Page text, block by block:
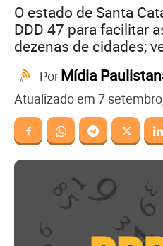
O estado de Santa
DDD 47 para facilitar
dezenas de cidades;
PorMídia
Atualizado em 7